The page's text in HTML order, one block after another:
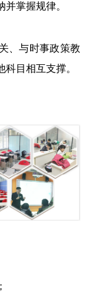
掌握规律。
、与时事政策教
目相互支撑。